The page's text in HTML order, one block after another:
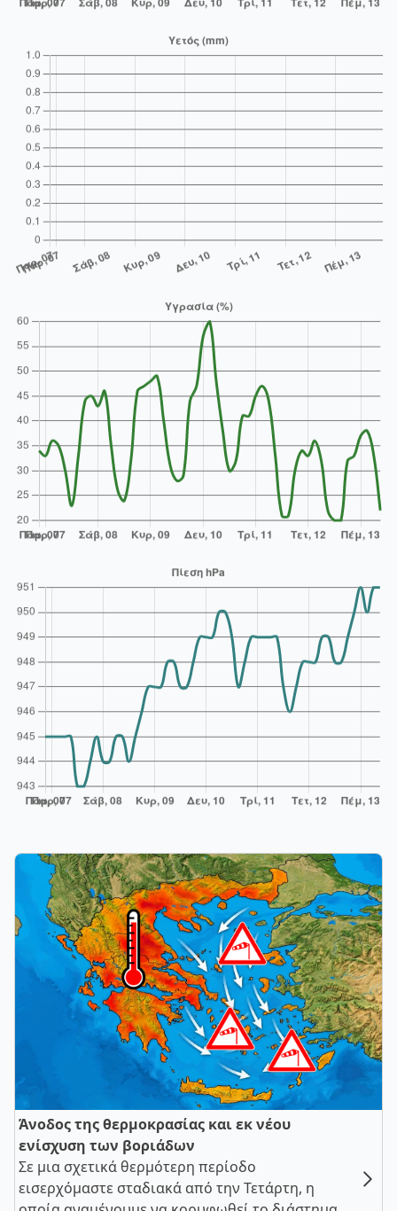
Άνοδος της θερμοκρασίας και εκ νέου
ενίσχυση των βοριάδων
Σε μια σχετικά θερμότερη περίοδο
εισερχόμαστε σταδιακά από την Τετάρτη, η